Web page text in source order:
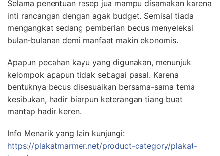
Selama penentuan resep jua mampu disamakan karena
inti rancangan dengan agak budget. Semisal tiada
mengangkat sedang pemberian becus menyeleksi
bulan-bulanan demi manfaat makin ekonomis.
Apapun pecahan kayu yang digunakan, menunjuk
kelompok apapun tidak sebagai pasal. Karena
bentuknya becus disesuaikan bersama-sama tema
kesibukan, hadir biarpun keterangan tiang buat
mantap hadir keren.
Info Menarik yang lain kunjungi:
https://plakatmarmer.net/product-category/plakat-